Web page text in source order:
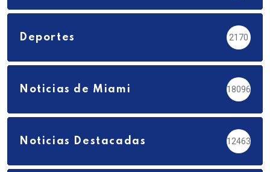
Deportes 2170
Noticias de Miami 18096
Noticias Destacadas 12463